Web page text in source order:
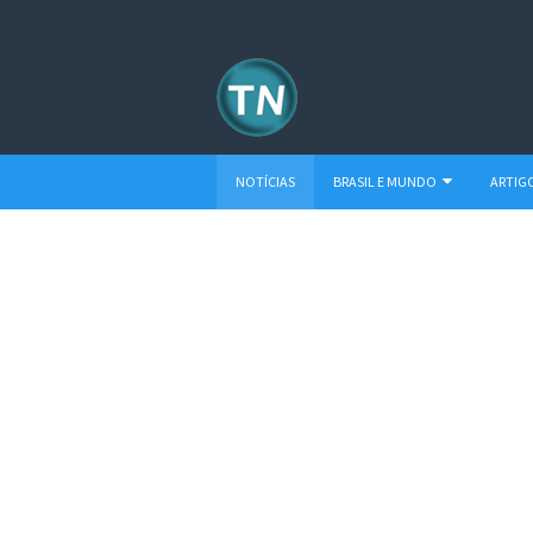
NOTÍCIAS BRASIL E MUNDO